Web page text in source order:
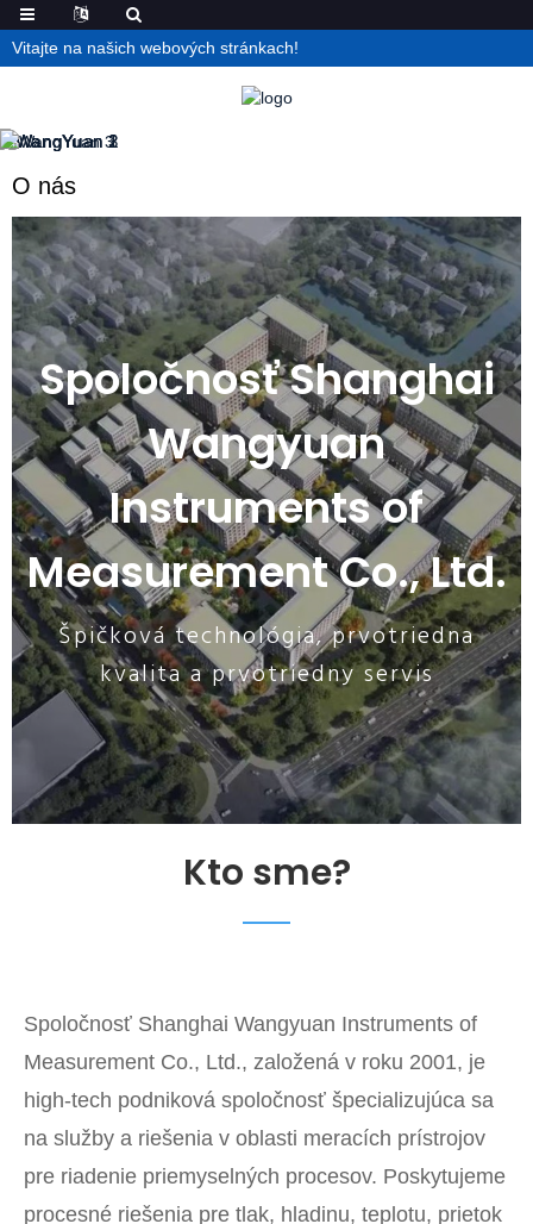
Vitajte na našich webových stránkach!
O nás
Spoločnosť Shanghai
Wangyuan
Instruments of
Measurement Co., Ltd.
Špičková technológia, prvotriedna
kvalita a prvotriedny servis
Kto sme?
Spoločnosť Shanghai Wangyuan Instruments of
Measurement Co., Ltd., založená v roku 2001, je
high-tech podniková spoločnosť špecializujúca sa
na služby a riešenia v oblasti meracích prístrojov
pre riadenie priemyselných procesov. Poskytujeme
procesné riešenia pre tlak, hladinu, teplotu, prietok